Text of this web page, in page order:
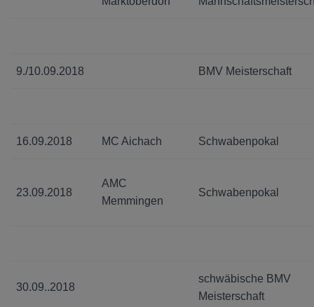
9./10.09.2018 BMV Meisterschaft
16.09.2018 MC Aichach Schwabenpokal
23.09.2018
AMC
Memmingen
Schwabenpokal
30.09..2018
schwäbische BMV
Meisterschaft